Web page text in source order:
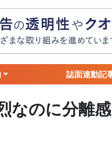
誌面連動記
なのに分離